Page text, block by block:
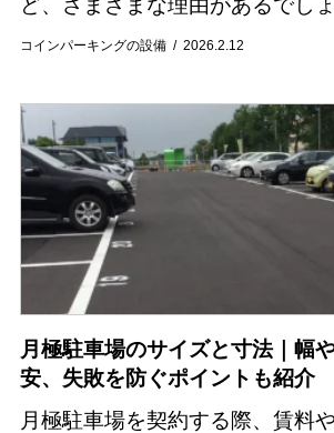
コインパーキングの設備 2026.2.12
どういった土地をどのように活
は、土地活...
月極駐車場のサイズと寸法｜幅
安、失敗を防ぐポイントも紹介
月極駐車場を契約する際、賃料